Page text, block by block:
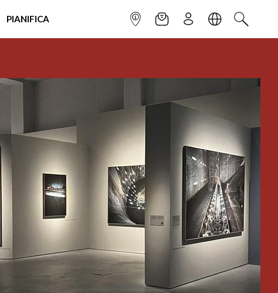
PIANIFICA INFOPOINTNEWSLETTER
ISCRIVITILINGUACERCA